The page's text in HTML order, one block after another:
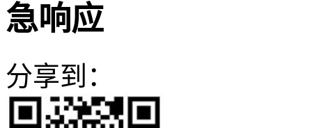
急响应
分享到：